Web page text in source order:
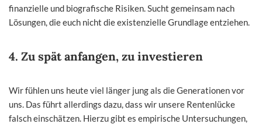
finanzielle und biografische Risiken. Sucht gemeinsam nach
Lösungen, die euch nicht die existenzielle Grundlage entziehen.
4. Zu spät anfangen, zu investieren
Wir fühlen uns heute viel länger jung als die Generationen vor
uns. Das führt allerdings dazu, dass wir unsere Rentenlücke
falsch einschätzen. Hierzu gibt es empirische Untersuchungen,